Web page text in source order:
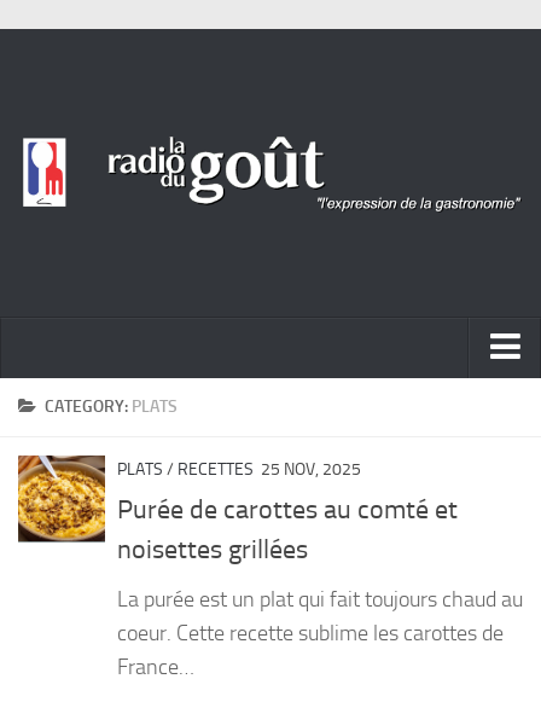
ACTUALITÉ
PORTRAITS
LIVRES
CATEGORY: PLATS
PLATS / RECETTES 25 NOV, 2025
Purée de carottes au comté et
noisettes grillées
La purée est un plat qui fait toujours chaud au
coeur. Cette recette sublime les carottes de
France…